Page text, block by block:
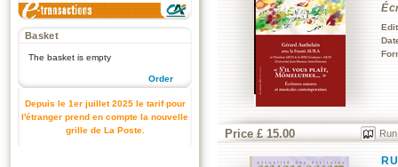
Basket
The basket is empty
Order
Depuis le 1er juillet 2025 le tarif pour
l'étranger prend en compte la nouvelle
grille de La Poste.
Price £ 15.00